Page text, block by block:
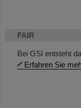
FAIR
Bei GSI entsteht
Erfahren Sie